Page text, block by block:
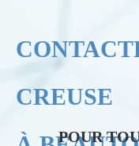
Tarifs
CREUSE
POUR